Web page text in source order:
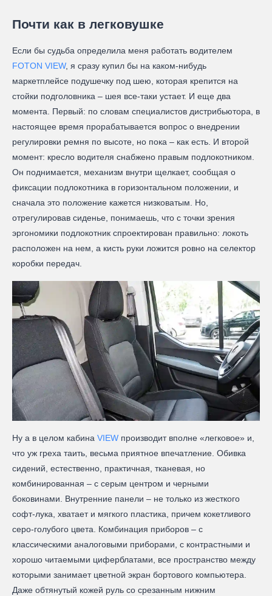
Почти как в легковушке
Если бы судьба определила меня работать водителем
FOTON VIEW, я сразу купил бы на каком-нибудь
маркетплейсе подушечку под шею, которая крепится на
стойки подголовника – шея все-таки устает. И еще два
момента. Первый: по словам специалистов дистрибьютора, в
настоящее время прорабатывается вопрос о внедрении
регулировки ремня по высоте, но пока – как есть. И второй
момент: кресло водителя снабжено правым подлокотником.
Он поднимается, механизм внутри щелкает, сообщая о
фиксации подлокотника в горизонтальном положении, и
сначала это положение кажется низковатым. Но,
отрегулировав сиденье, понимаешь, что с точки зрения
эргономики подлокотник спроектирован правильно: локоть
расположен на нем, а кисть руки ложится ровно на селектор
коробки передач.
Ну а в целом кабина VIEW производит вполне «легковое» и,
что уж греха таить, весьма приятное впечатление. Обивка
сидений, естественно, практичная, тканевая, но
комбинированная – с серым центром и черными
боковинами. Внутренние панели – не только из жесткого
софт-лука, хватает и мягкого пластика, причем кокетливого
серо-голубого цвета. Комбинация приборов – с
классическими аналоговыми приборами, с контрастными и
хорошо читаемыми циферблатами, все пространство между
которыми занимает цветной экран бортового компьютера.
Даже обтянутый кожей руль со срезанным нижним